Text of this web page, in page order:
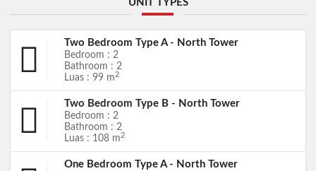
UNIT TYPES
Two Bedroom Type A - North Tower
Bedroom : 2
Bathroom : 2
Luas : 99 m2
Two Bedroom Type B - North Tower
Bedroom : 2
Bathroom : 2
Luas : 108 m2
One Bedroom Type A - North Tower